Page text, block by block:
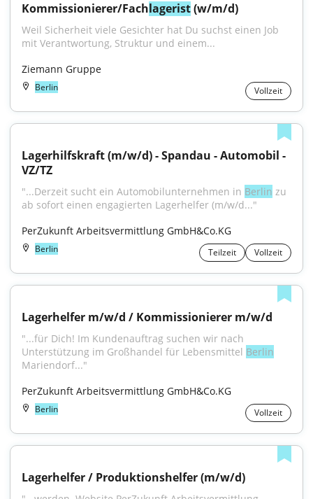
Kommissionierer/Fachlagerist (w/m/d)
Weil Sicherheit viele Gesichter hat Du suchst einen Job
mit Verantwortung, Struktur und einem...
Ziemann Gruppe
Berlin Vollzeit
Lagerhilfskraft (m/w/d) - Spandau - Automobil -
VZ/TZ
"...Derzeit sucht ein Automobilunternehmen in Berlin zu
ab sofort einen engagierten Lagerhelfer (m/w/d..."
PerZukunft Arbeitsvermittlung GmbH&Co.KG
Berlin Teilzeit Vollzeit
Lagerhelfer m/w/d / Kommissionierer m/w/d
"...für Dich! Im Kundenauftrag suchen wir nach
Unterstützung im Großhandel für Lebensmittel Berlin
Mariendorf..."
PerZukunft Arbeitsvermittlung GmbH&Co.KG
Berlin Vollzeit
Lagerhelfer / Produktionshelfer (m/w/d)